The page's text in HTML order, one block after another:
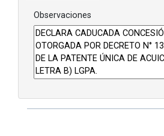
Observaciones